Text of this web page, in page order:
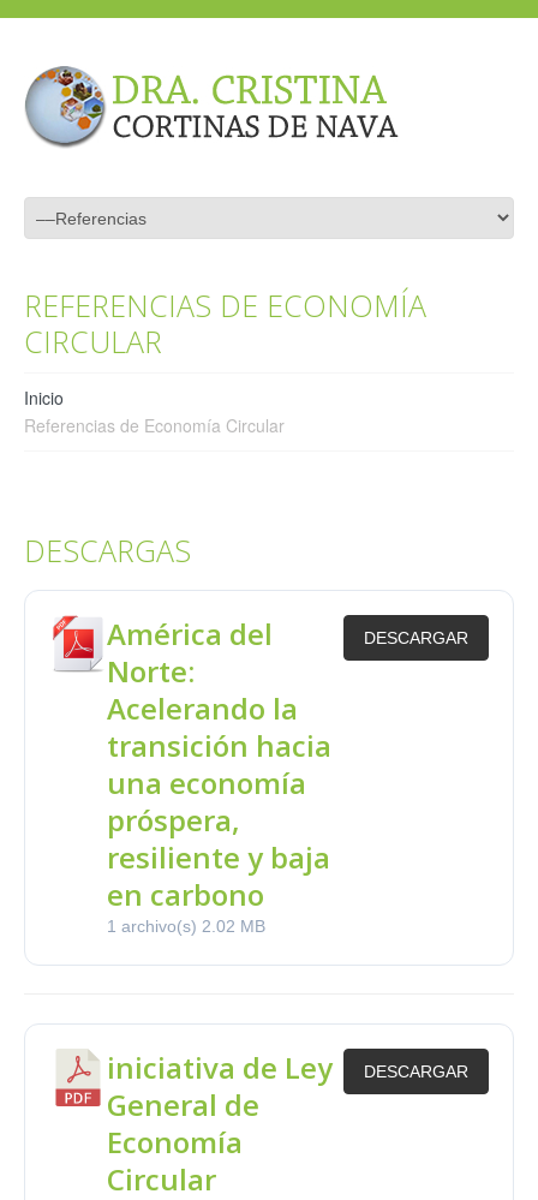
REFERENCIAS DE ECONOMÍA
CIRCULAR
Inicio
Referencias de Economía Circular
DESCARGAS
América del
Norte:
Acelerando la
transición hacia
una economía
próspera,
resiliente y baja
en carbono
1 archivo(s) 2.02 MB
DESCARGAR
iniciativa de Ley
General de
Economía
Circular
DESCARGAR